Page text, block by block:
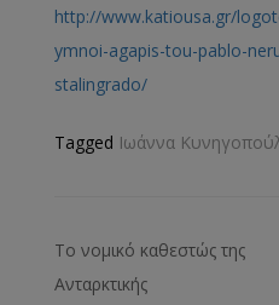
http://www.katiousa.gr/
ymnoi-agapis-tou-pablo-
stalingrado/
Tagged Ιωάννα
Το νομικό καθεστώς της
Ανταρκτικής